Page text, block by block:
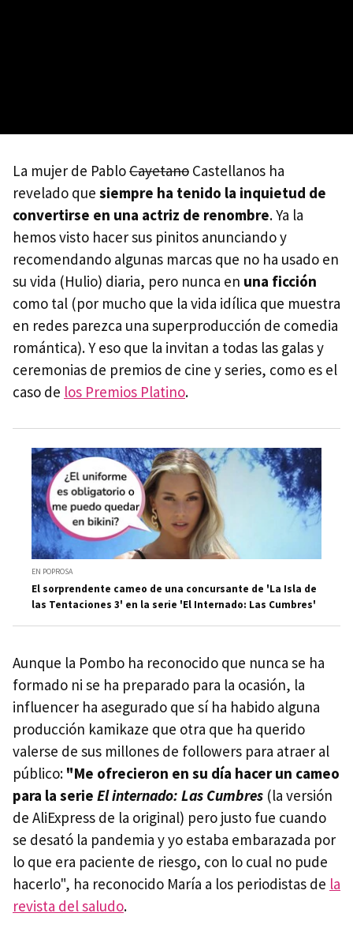
La mujer de PabloCayetano Castellanos ha
revelado que siempre ha tenido la inquietud de
convertirse en una actriz de renombre. Ya la
hemos visto hacer sus pinitos anunciando y
recomendando algunas marcas que no ha usado en
su vida (Hulio) diaria, pero nunca en una ficción
como tal (por mucho que la vida idílica que muestra
en redes parezca una superproducción de comedia
romántica). Y eso que la invitan a todas las galas y
ceremonias de premios de cine y series, como es el
caso de los Premios Platino.
EN POPROSA
El sorprendente cameo de una concursante de 'La Isla de
las Tentaciones 3' en la serie 'El Internado: Las Cumbres'
Aunque la Pombo ha reconocido que nunca se ha
formado ni se ha preparado para la ocasión, la
influencer ha asegurado que sí ha habido alguna
producción kamikaze que otra que ha querido
valerse de sus millones de followers para atraer al
público: "Me ofrecieron en su día hacer un cameo
para la serie El internado: Las Cumbres (la versión
de AliExpress de la original) pero justo fue cuando
se desató la pandemia y yo estaba embarazada por
lo que era paciente de riesgo, con lo cual no pude
hacerlo", ha reconocido María a los periodistas de la
revista del saludo.